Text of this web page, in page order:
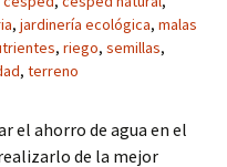
, jardinería ecológica, malas
, riego, semillas,
, terreno
el ahorro de agua en el
de la mejor